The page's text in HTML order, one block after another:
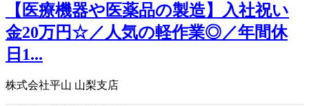
【医療機器や医薬品の製造】入社祝い
金20万円☆／人気の軽作業◎／年間休
日1...
株式会社平山 山梨支店